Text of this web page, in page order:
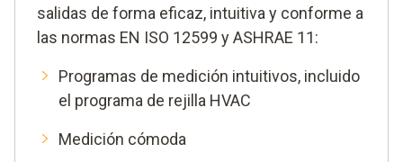
salidas de forma eficaz, intuitiva y conforme a
las normas EN ISO 12599 y ASHRAE 11:
Programas de medición intuitivos, incluido
el programa de rejilla HVAC
Medición cómoda